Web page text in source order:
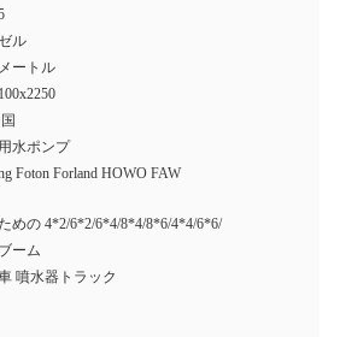
ル
ートル
水ポンプ
Foton Forland HOWO FAW
めの 4*2/6*2/6*4/8*4/8*6/4*4/6*6/
ーム
噴水器トラック